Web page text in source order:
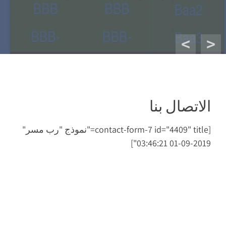
المساكن
الاتصال بنا
[contact-form-7 id="4409" title="نموذج "رب مسر"
2019-09-01 03:46:21"]